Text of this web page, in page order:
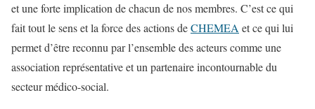
et une forte implication de chacun de nos membres. C’est ce qui
fait tout le sens et la force des actions deCHEMEA et ce qui lui
permet d’être reconnu par l’ensemble des acteurs comme une
association représentative et un partenaire incontournable du
secteur médico-social.